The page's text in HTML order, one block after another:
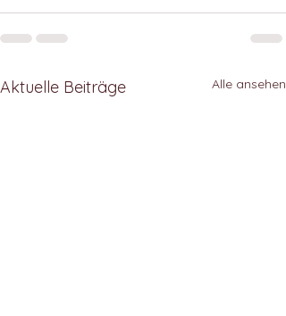
Aktuelle Beiträge Alle ansehen